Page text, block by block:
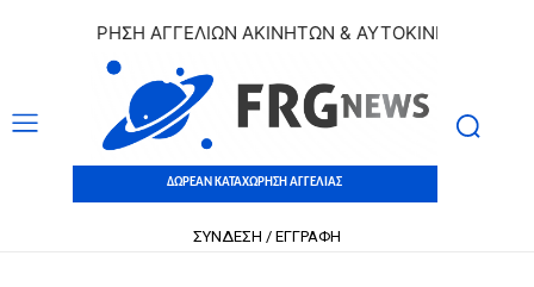
ΑΓΓΕΛΙΩΝ ΑΚΙΝΗΤΩΝ & ΑΥΤΟΚΙΝΗΤΩΝ |
ΔΩΡΕΑΝ ΚΑΤΑΧΩΡΗΣΗ ΑΓΓΕΛΙΑΣ
ΣΥΝΔΕΣΗ / ΕΓΓΡΑΦΗ